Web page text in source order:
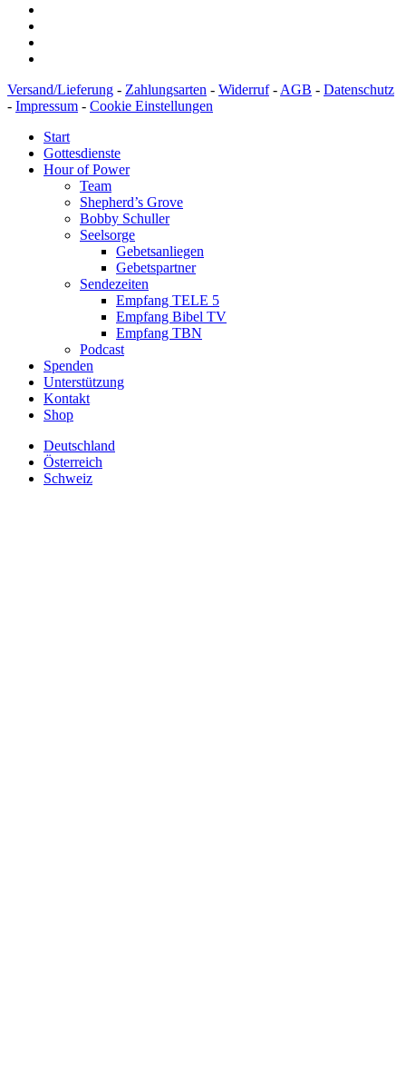
Versand/Lieferung - Zahlungsarten - Widerruf- AGB - Datenschutz
- Impressum - Cookie Einstellungen
Start
Gottesdienste
Hour of Power
Team
Shepherd’s Grove
Bobby Schuller
Seelsorge
Gebetsanliegen
Gebetspartner
Sendezeiten
Empfang TELE 5
Empfang Bibel TV
Empfang TBN
Podcast
Spenden
Unterstützung
Kontakt
Shop
Deutschland
Österreich
Schweiz